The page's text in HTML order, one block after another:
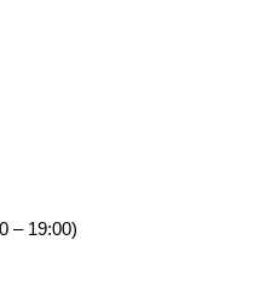
– 19:00)